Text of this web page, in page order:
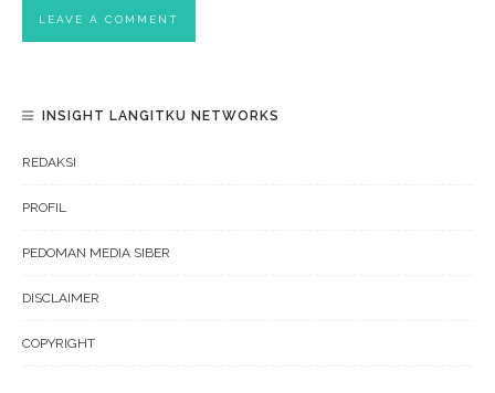
INSIGHT LANGITKU NETWORKS
REDAKSI
PROFIL
PEDOMAN MEDIA SIBER
DISCLAIMER
COPYRIGHT